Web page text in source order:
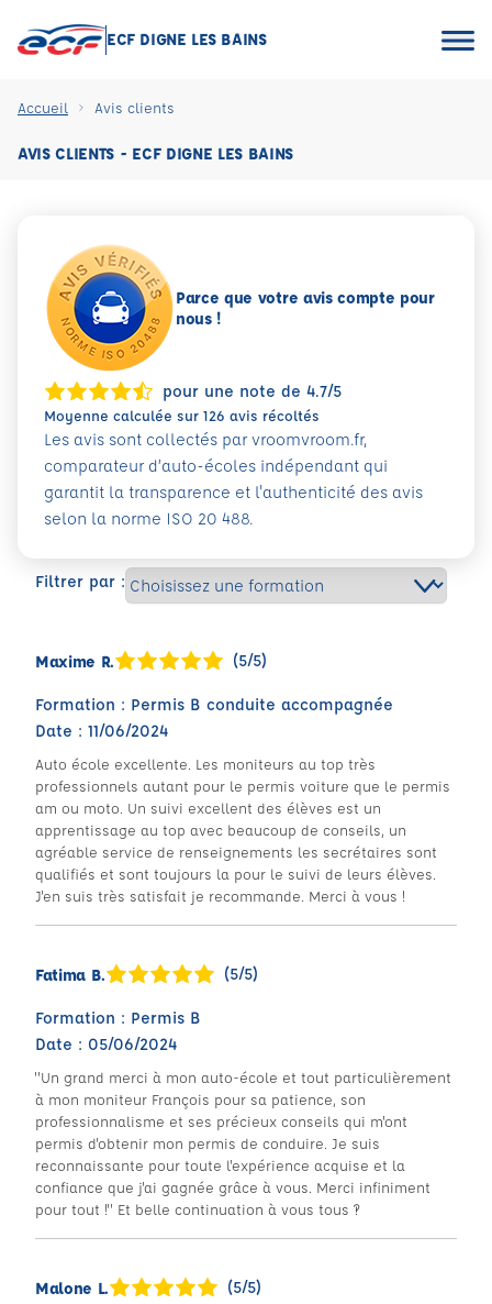
ECF DIGNE LES BAINS
Accueil Avis clients
AVIS CLIENTS - ECF DIGNE LES BAINS
Filtrer par :
Maxime R. (5/5)
Formation : Permis B conduite accompagnée
Date : 11/06/2024
Auto école excellente. Les moniteurs au top très
professionnels autant pour le permis voiture que le permis
am ou moto. Un suivi excellent des élèves est un
apprentissage au top avec beaucoup de conseils, un
agréable service de renseignements les secrétaires sont
qualifiés et sont toujours la pour le suivi de leurs élèves.
J'en suis très satisfait je recommande. Merci à vous !
Fatima B. (5/5)
Formation : Permis B
Date : 05/06/2024
"Un grand merci à mon auto-école et tout particulièrement
à mon moniteur François pour sa patience, son
professionnalisme et ses précieux conseils qui m'ont
permis d'obtenir mon permis de conduire. Je suis
reconnaissante pour toute l'expérience acquise et la
confiance que j'ai gagnée grâce à vous. Merci infiniment
pour tout !" Et belle continuation à vous tous !?
Malone L. (5/5)
Parce que votre avis compte pour
nous !
pour une note de 4.7/5
Moyenne calculée sur 126 avis récoltés
Les avis sont collectés par vroomvroom.fr,
comparateur d’auto-écoles indépendant qui
garantit la transparence et l'authenticité des avis
selon la norme ISO 20 488.